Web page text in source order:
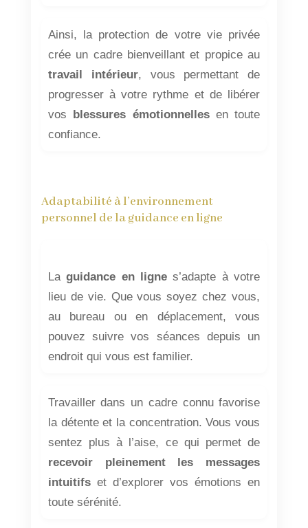
Ainsi, la protection de votre vie privée
crée un cadre bienveillant et propice au
travail intérieur, vous permettant de
progresser à votre rythme et de libérer
vos
blessures émotionnellesen toute
confiance.
Adaptabilité à l’environnement
personnel de la guidance en ligne
Laguidance en ligne s’adapte à votre
lieu de vie. Que vous soyez chez vous,
au bureau ou en déplacement, vous
pouvez suivre vos séances depuis un
endroit qui vous est familier.
Travailler dans un cadre connu favorise
la détente et la concentration. Vous vous
sentez plus à l’aise, ce qui permet de
recevoir pleinement les messages
intuitifset d’explorer vos émotions en
toute sérénité.